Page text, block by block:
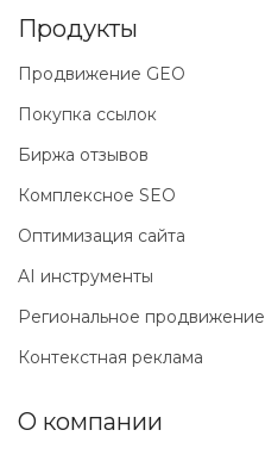
Продукты
Продвижение GEO
Покупка ссылок
Биржа отзывов
Комплексное SEO
Оптимизация сайта
AI инструменты
Региональное продвижение
Контекстная реклама
О компании